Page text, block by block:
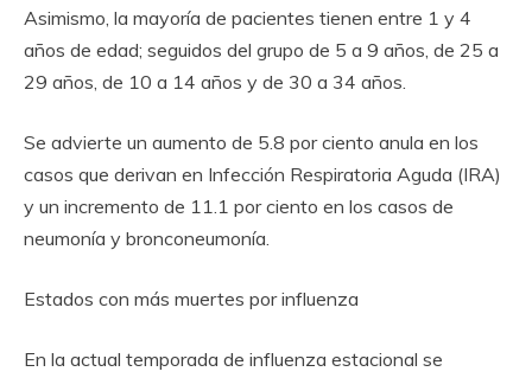
Asimismo, la mayoría de pacientes tienen entre 1 y 4
años de edad; seguidos del grupo de 5 a 9 años, de 25 a
29 años, de 10 a 14 años y de 30 a 34 años.
Se advierte un aumento de 5.8 por ciento anula en los
casos que derivan en Infección Respiratoria Aguda (IRA)
y un incremento de 11.1 por ciento en los casos de
neumonía y bronconeumonía.
Estados con más muertes por influenza
En la actual temporada de influenza estacional se